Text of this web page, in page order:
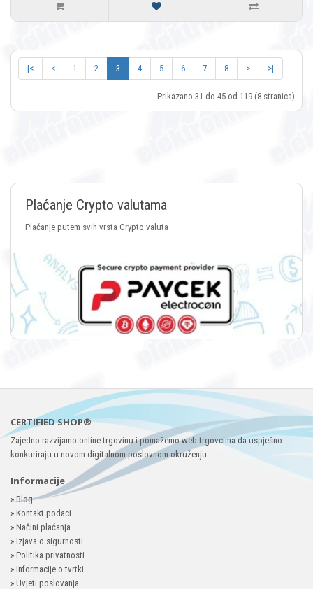
|< < 1 2 3 4 5 6 7 8 > >|
Prikazano 31 do 45 od 119 (8 stranica)
Plaćanje Crypto valutama
Plaćanje putem svih vrsta Crypto valuta
CERTIFIED SHOP®
Zajedno razvijamo online trgovinu i pomažemo web trgovcima da uspješno
konkuriraju u novom digitalnom poslovnom okruženju.
Informacije
»Blog
» Kontakt podaci
» Načini plaćanja
» Izjava o sigurnosti
» Politika privatnosti
» Informacije o tvrtki
» Uvjeti poslovanja